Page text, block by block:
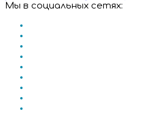
Мы в социальных сетях: